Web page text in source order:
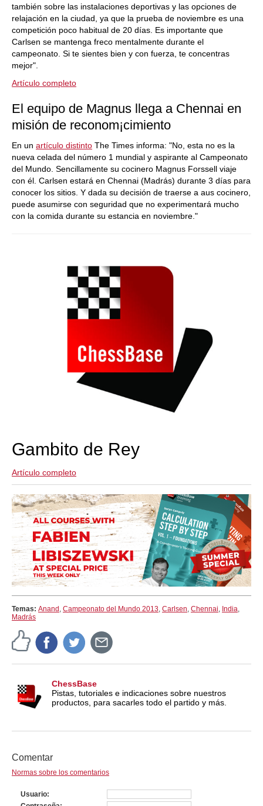
también sobre las instalaciones deportivas y las opciones de
relajación en la ciudad, ya que la prueba de noviembre es una
competición poco habitual de 20 días. Es importante que
Carlsen se mantenga freco mentalmente durante el
campeonato. Si te sientes bien y con fuerza, te concentras
mejor".
Artículo completo
El equipo de Magnus llega a Chennai en
misión de reconom¡cimiento
En un artículo distinto The Times informa: "No, esta no es la
nueva celada del número 1 mundial y aspirante al Campeonato
del Mundo. Sencillamente su cocinero Magnus Forssell viaje
con él. Carlsen estará en Chennai (Madrás) durante 3 días para
conocer los sitios. Y dada su decisión de traerse a aus cocinero,
puede asumirse con seguridad que no experimentará mucho
con la comida durante su estancia en noviembre."
Gambito de Rey
Artículo completo
Temas: Anand , Campeonato del Mundo 2013, Carlsen, Chennai, India,
Madrás
ChessBase
Pistas, tutoriales e indicaciones sobre nuestros
productos, para sacarles todo el partido y más.
Comentar
Normas sobre los comentarios
Usuario